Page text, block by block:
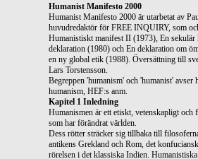
Humanist Manifesto 2000
Humanist Manifesto 2000 är utarbetat av
huvudredaktör för FREE INQUIRY, som
Humanistiskt manifest II (1973), En sekulär
deklaration (1980) och En deklaration om
en ny global etik (1988). Översättning till
Lars Torstensson.
Begreppen 'humanism' och 'humanist' avser
humanism, HEF:s anm.
Kapitel 1 Inledning
Humanismen är ett etiskt, vetenskapligt och
som har förändrat världen.
Dess rötter sträcker sig tillbaka till
antikens Grekland och Rom, det
rörelsen i det klassiska Indien.